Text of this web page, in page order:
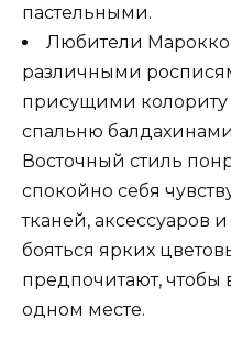
пастельными.
Любители
различными
присущими колориту
спальню
Восточный стиль
спокойно себя
тканей, аксессуаров
бояться ярких
предпочитают,
одном месте.